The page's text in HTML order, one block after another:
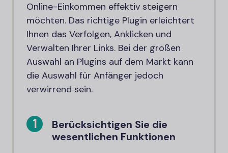
Online-Einkommen effektiv steigern
möchten. Das richtige Plugin erleichtert
Ihnen das Verfolgen, Anklicken und
Verwalten Ihrer Links. Bei der großen
Auswahl an Plugins auf dem Markt kann
die Auswahl für Anfänger jedoch
verwirrend sein.
Berücksichtigen Sie die
wesentlichen Funktionen